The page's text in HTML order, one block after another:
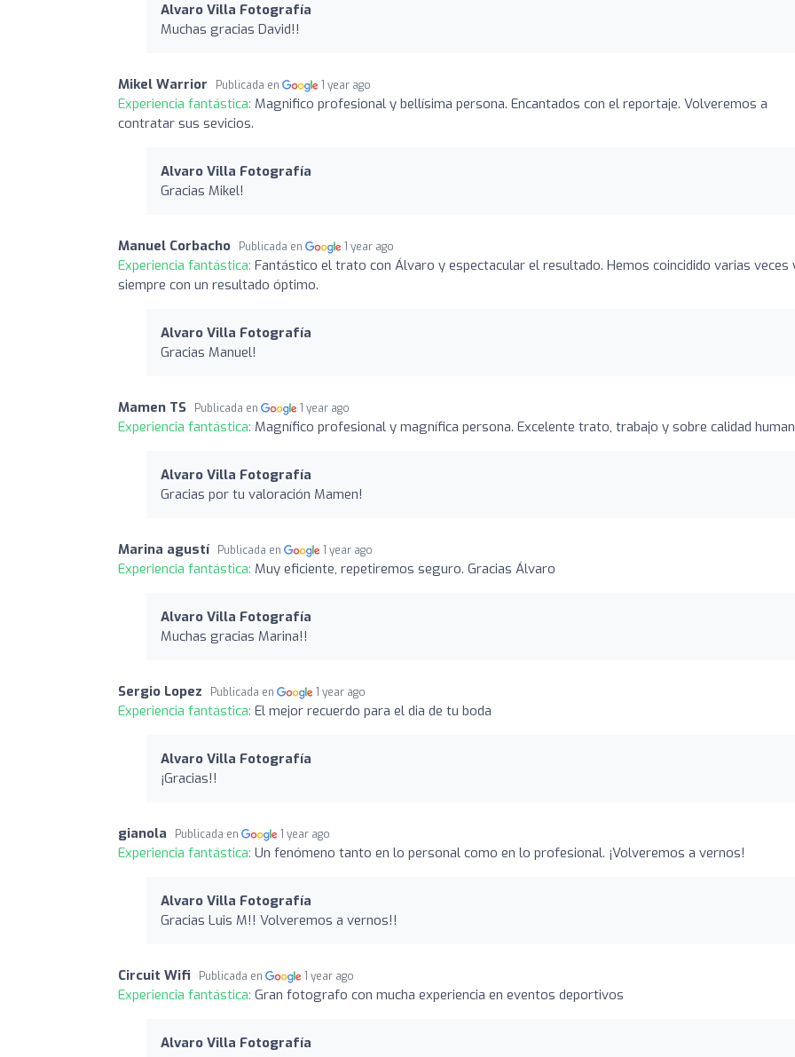
Alvaro Villa Fotografía
Muchas gracias David!!
Mikel Warrior Publicada en 1 year ago
Experiencia fantástica: Magnifico profesional y bellísima persona. Encantados con el reportaje. Volveremos a
contratar sus sevicios.
Alvaro Villa Fotografía
Gracias Mikel!
Manuel Corbacho Publicada en 1 year ago
Experiencia fantástica: Fantástico el trato con Álvaro y espectacular el resultado. Hemos coincidido varias veces
siempre con un resultado óptimo.
Alvaro Villa Fotografía
Gracias Manuel!
Mamen TS Publicada en 1 year ago
Experiencia fantástica: Magnífico profesional y magnífica persona. Excelente trato, trabajo y sobre calidad
Alvaro Villa Fotografía
Gracias por tu valoración Mamen!
Marina agustí Publicada en 1 year ago
Experiencia fantástica: Muy eficiente, repetiremos seguro. Gracias Álvaro
Alvaro Villa Fotografía
Muchas gracias Marina!!
Sergio Lopez Publicada en 1 year ago
Experiencia fantástica: El mejor recuerdo para el dia de tu boda
Alvaro Villa Fotografía
¡Gracias!!
gianola Publicada en 1 year ago
Experiencia fantástica: Un fenómeno tanto en lo personal como en lo profesional. ¡Volveremos a vernos!
Alvaro Villa Fotografía
Gracias Luis M!! Volveremos a vernos!!
Circuit Wifi Publicada en 1 year ago
Experiencia fantástica: Gran fotografo con mucha experiencia en eventos deportivos
Alvaro Villa Fotografía